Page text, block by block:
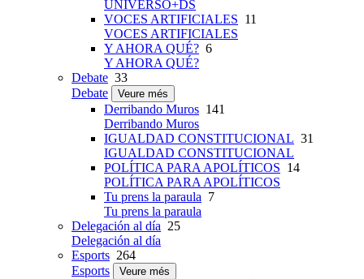
UNIVERSO+DS
VOCES ARTIFICIALES 11
VOCES ARTIFICIALES
Y AHORA QUÉ? 6
Y AHORA QUÉ?
Debate 33
Debate
Veure més
Derribando Muros 141
Derribando Muros
IGUALDAD CONSTITUCIONAL 31
IGUALDAD CONSTITUCIONAL
POLÍTICA PARA APOLÍTICOS 14
POLÍTICA PARA APOLÍTICOS
Tu prens la paraula 7
Tu prens la paraula
Delegación al día 25
Delegación al día
Esports 264
Esports
Veure més